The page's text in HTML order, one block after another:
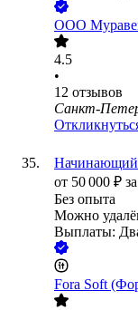
ООО
4.5
•
12 отзывов
Санкт-
Начинающий
от 50 000 ₽
Без опыта
Можно
Выплаты:
Fora Soft